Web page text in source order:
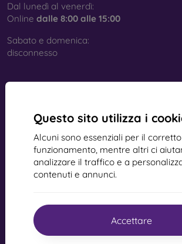
Questo sito utilizza i
Alcuni sono essenziali per il corretto
funzionamento, mentre altri ci
analizzare il traffico e a
contenuti e annunci.
Accettare
Dal lunedì al venerdì:
Online dalle 8:00 alle 15:00
Sabato e domenica:
disconnesso
Spedizione e pagamento
Cashback
Reso facile
Reclamo